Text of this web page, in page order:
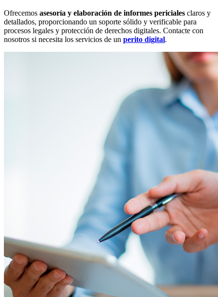
Ofrecemos asesoría y elaboración de informes periciales claros y
detallados, proporcionando un soporte sólido y verificable para
procesos legales y protección de derechos digitales. Contacte con
nosotros si necesita los servicios de un perito digital.